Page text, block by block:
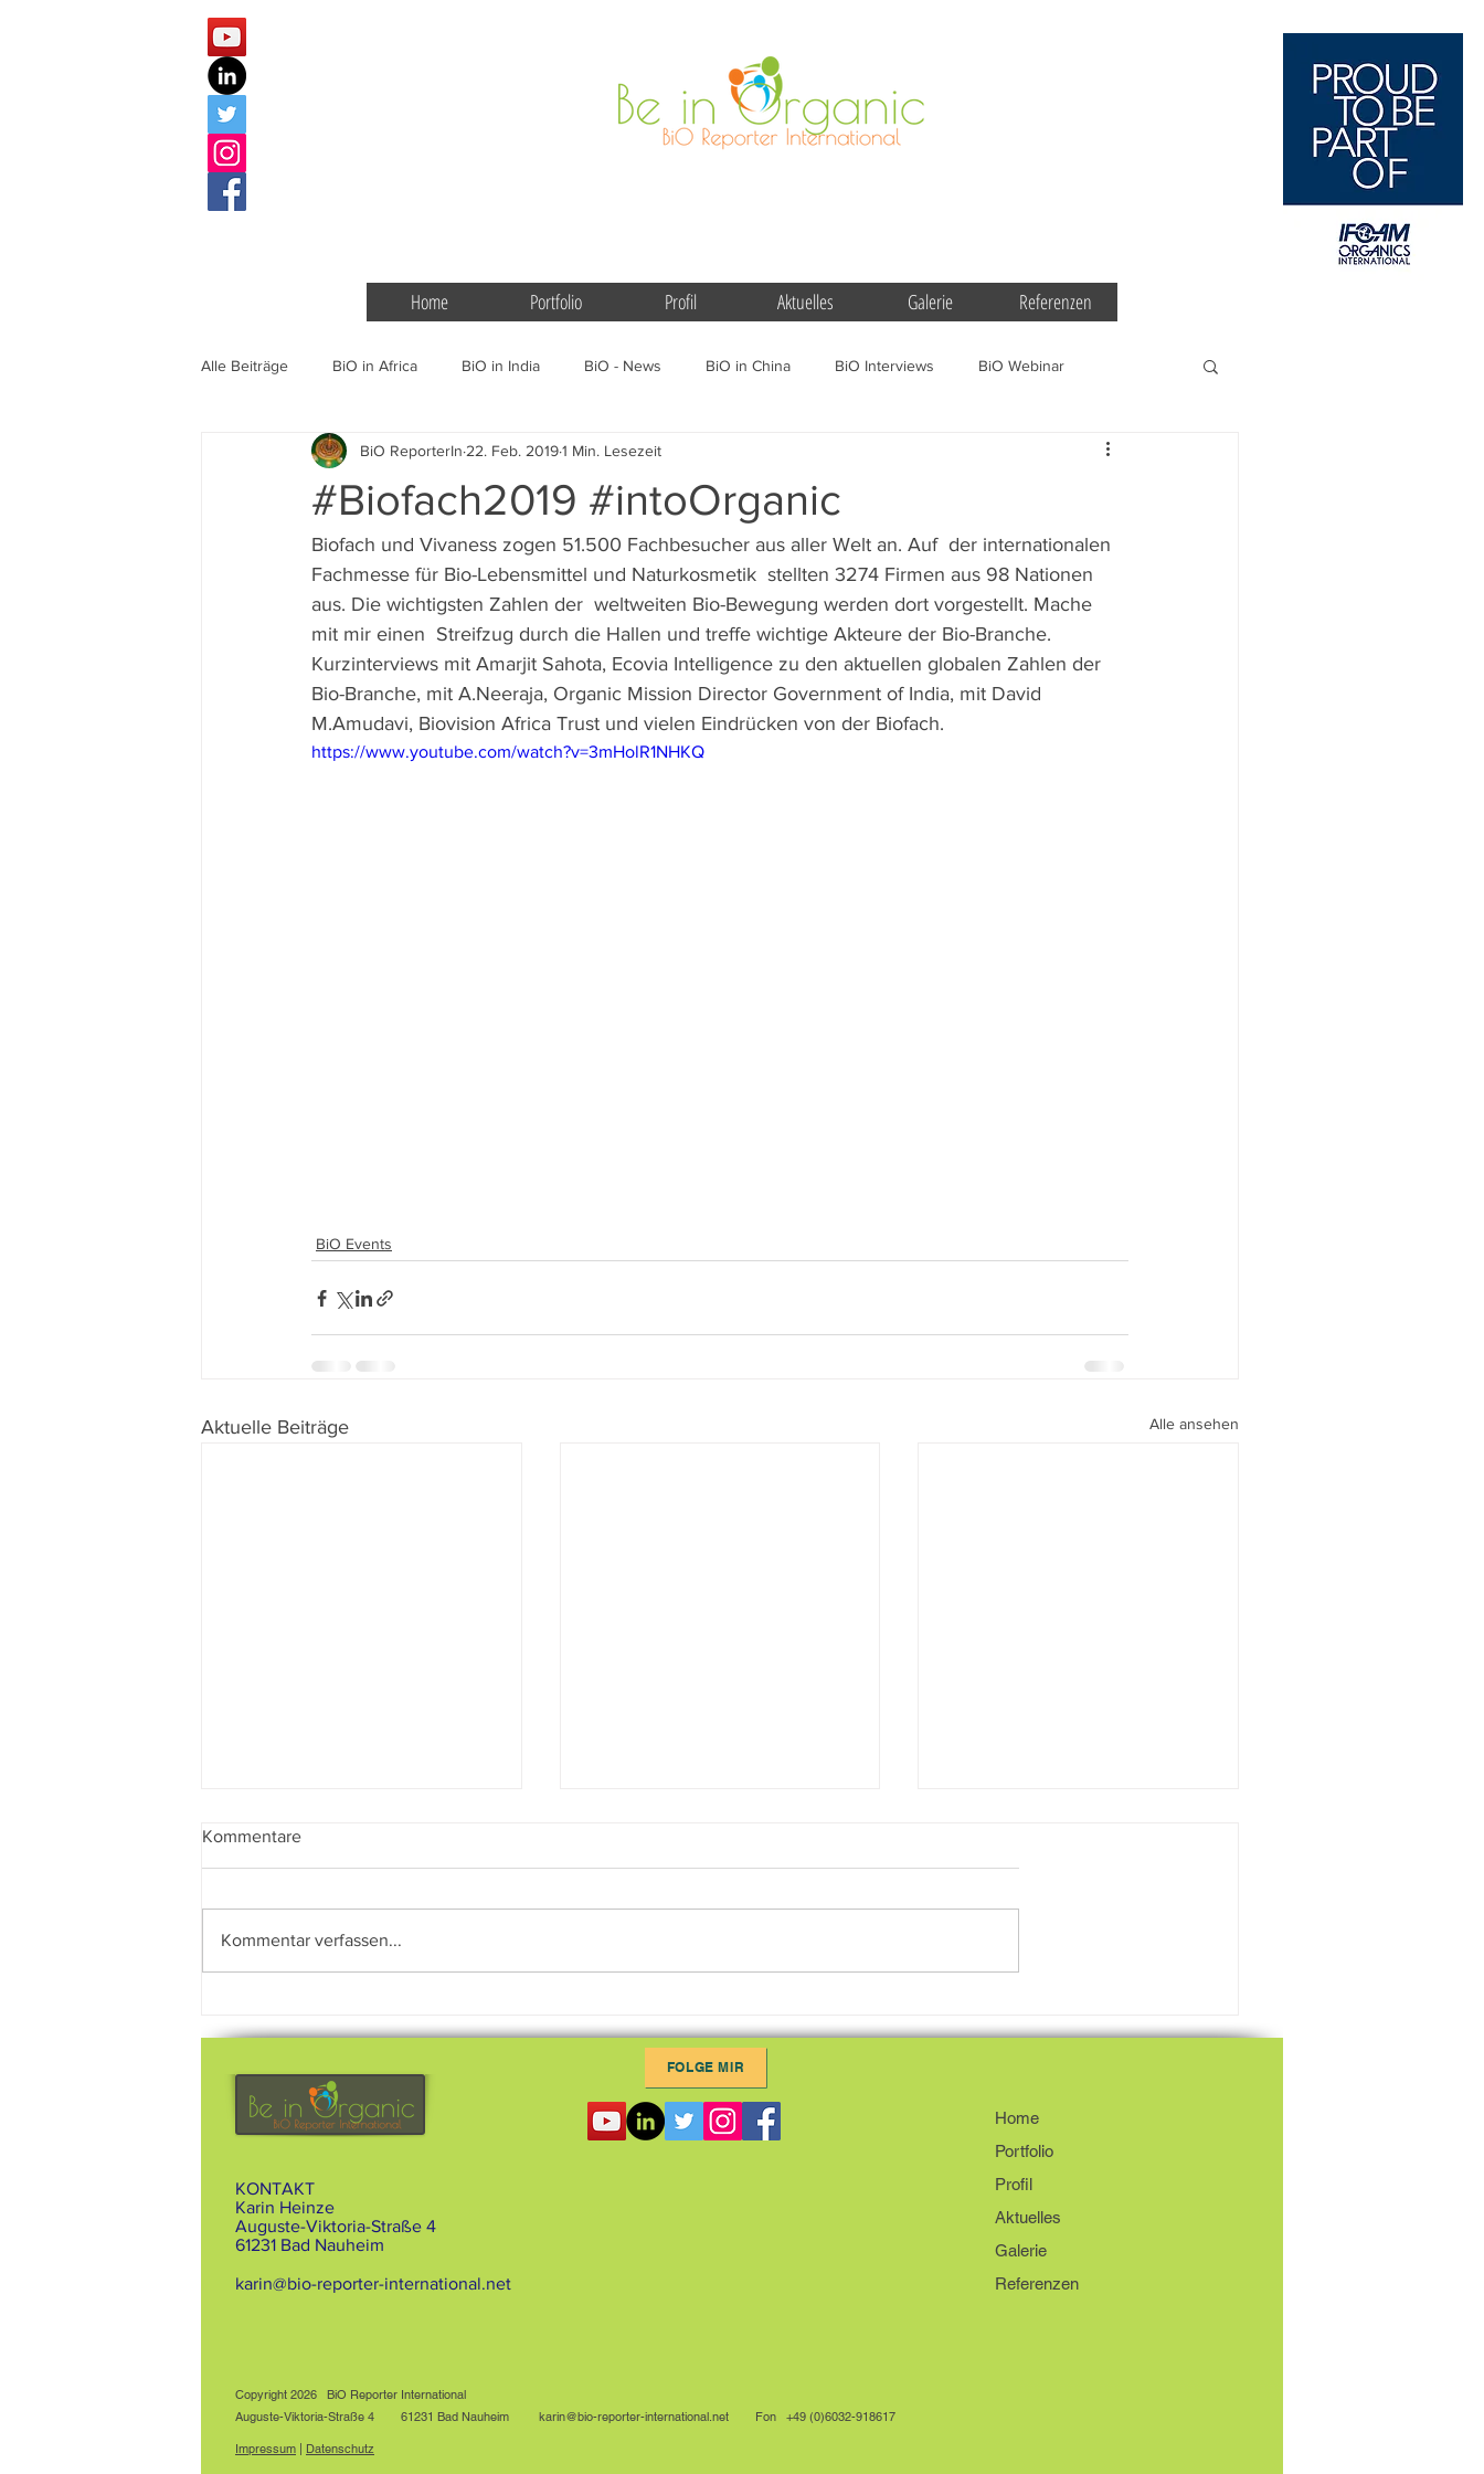
Home Portfolio Profil Aktuelles Galerie Referenzen
Alle Beiträge BiO in Africa BiO in India BiO - News BiO in China BiO Interviews BiO Webinar
BiO Events Gentechnik
#Biofach2019 #intoOrganic
BiO ReporterIn 22. Feb. 20191 Min. Lesezeit
Biofach und Vivaness zogen 51.500 Fachbesucher aus aller Welt an. Auf  der internationalen
Fachmesse für Bio-Lebensmittel und Naturkosmetik  stellten 3274 Firmen aus 98 Nationen
aus. Die wichtigsten Zahlen der  weltweiten Bio-Bewegung werden dort vorgestellt. Mache
mit mir einen  Streifzug durch die Hallen und treffe wichtige Akteure der Bio-Branche.
Kurzinterviews mit Amarjit Sahota, Ecovia Intelligence zu den aktuellen globalen Zahlen der
Bio-Branche, mit A.Neeraja, Organic Mission Director Government of India, mit David
M.Amudavi, Biovision Africa Trust und vielen Eindrücken von der Biofach.
https://www.youtube.com/watch?v=3mHolR1NHKQ
BiO Events
Aktuelle Beiträge Alle ansehen
Zukunft der Ohne-Gentechnik-
Gemeinsam Richtung 30% Bio
Edition - Welcome Back!
Kommentare
Kommentar verfassen...
FOLGE MIR
KONTAKT
Karin Heinze
Auguste-Viktoria-Straße 4
61231 Bad Nauheim
karin@bio-reporter-international.net
Home
Portfolio
Profil
Aktuelles
Galerie
Referenzen
Copyright 2026 BiO Reporter International
Auguste-Viktoria-Straße 4 61231 Bad Nauheim karin@bio-reporter-international.net Fon +49 (0)6032-918617
Impressum | Datenschutz